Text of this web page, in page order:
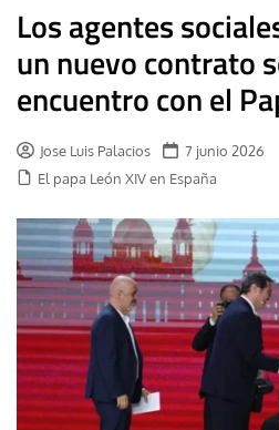
Los agentes
un nuevo contrato
encuentro con el
Jose Luis Palacios
7 junio 2026
El papa León XIV en España